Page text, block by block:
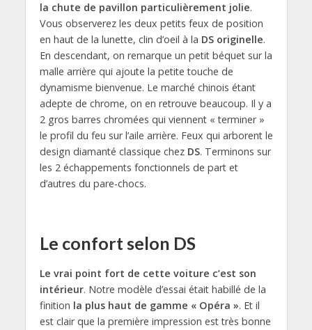
la chute de pavillon particulièrement jolie.
Vous observerez les deux petits feux de position
en haut de la lunette, clin d’oeil à la DS originelle.
En descendant, on remarque un petit béquet sur la
malle arrière qui ajoute la petite touche de
dynamisme bienvenue. Le marché chinois étant
adepte de chrome, on en retrouve beaucoup. Il y a
2 gros barres chromées qui viennent « terminer »
le profil du feu sur l’aile arrière. Feux qui arborent le
design diamanté classique chez DS. Terminons sur
les 2 échappements fonctionnels de part et
d’autres du pare-chocs.
Le confort selon DS
Le vrai point fort de cette voiture c’est son
intérieur. Notre modèle d’essai était habillé de la
finition la plus haut de gamme « Opéra ». Et il
est clair que la première impression est très bonne